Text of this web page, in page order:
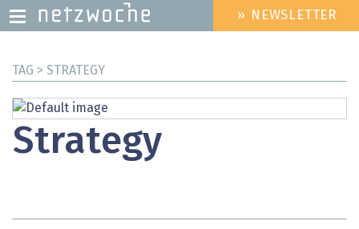
zum
HEADER
MENU
» NEWSLETTER
TAG > STRATEGY
Strategy